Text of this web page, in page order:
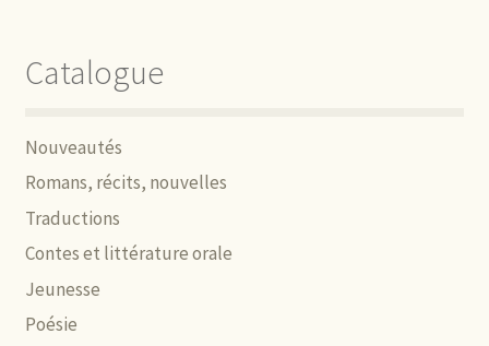
Catalogue
Nouveautés
Romans, récits, nouvelles
Traductions
Contes et littérature orale
Jeunesse
Poésie